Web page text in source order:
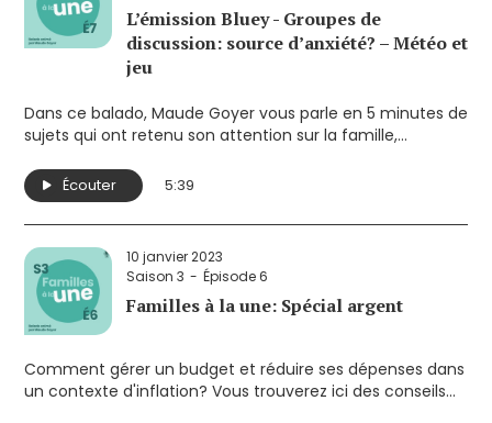
L’émission Bluey - Groupes de
discussion: source d’anxiété? – Météo et
jeu
Dans ce balado, Maude Goyer vous parle en 5 minutes de
sujets qui ont retenu son attention sur la famille,
réflexion sur des enjeux qui touchent de près les parents.
Ses sujets cette semaine:
- L’émission «phénomène» Bluey pour les 3-7 ans.
- Jouer dehors l'hiver et mauvaise météo
- Les groupes de discussion entre mamans, source
d'anxiété?
Écouter 5:39
10 janvier 2023
Saison 3
Épisode 6
Familles à la une: Spécial argent
Comment gérer un budget et réduire ses dépenses dans
un contexte d'inflation? Vous trouverez ici des conseils